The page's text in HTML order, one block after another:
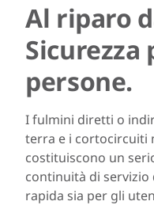
Al riparo
Sicurezza
persone.
I fulmini diretti o
terra e i cortocircuiti
costituiscono un
continuità di servizio
rapida sia per gli